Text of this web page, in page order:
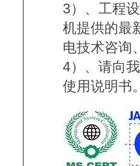
3）、工程
机提供的最
电技术咨询
4）、请向
使用说明书。